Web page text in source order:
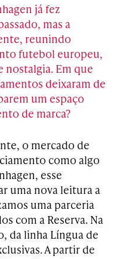
já fez
mas a
reunindo
futebol europeu,
nostalgia. Em que
deixaram de
um espaço
de marca?
o mercado de
como algo
esse
uma nova leitura a
uma parceria
com a Reserva. Na
da linha Língua de
A partir de